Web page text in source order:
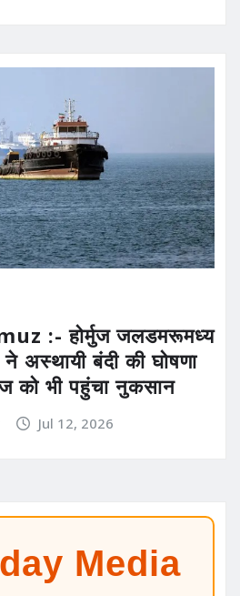
:- होर्मुज जलडमरूमध्य
अस्थायी बंदी की घोषणा
को भी पहुंचा नुकसान
Jul 12, 2026
Media